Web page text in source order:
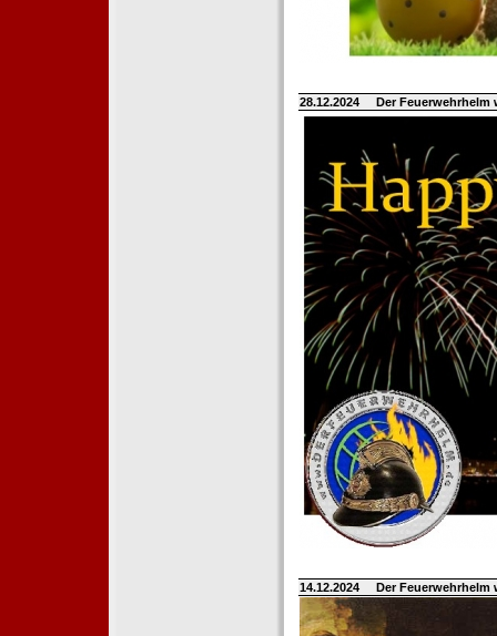
28.12.2024 Der
14.12.2024 Der